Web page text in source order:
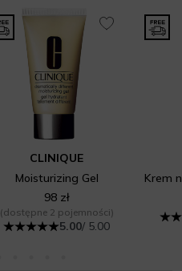
CLINIQUE
Moisturizing Gel
98 zł
(dostępne 2 pojemności)
5.00/ 5.00